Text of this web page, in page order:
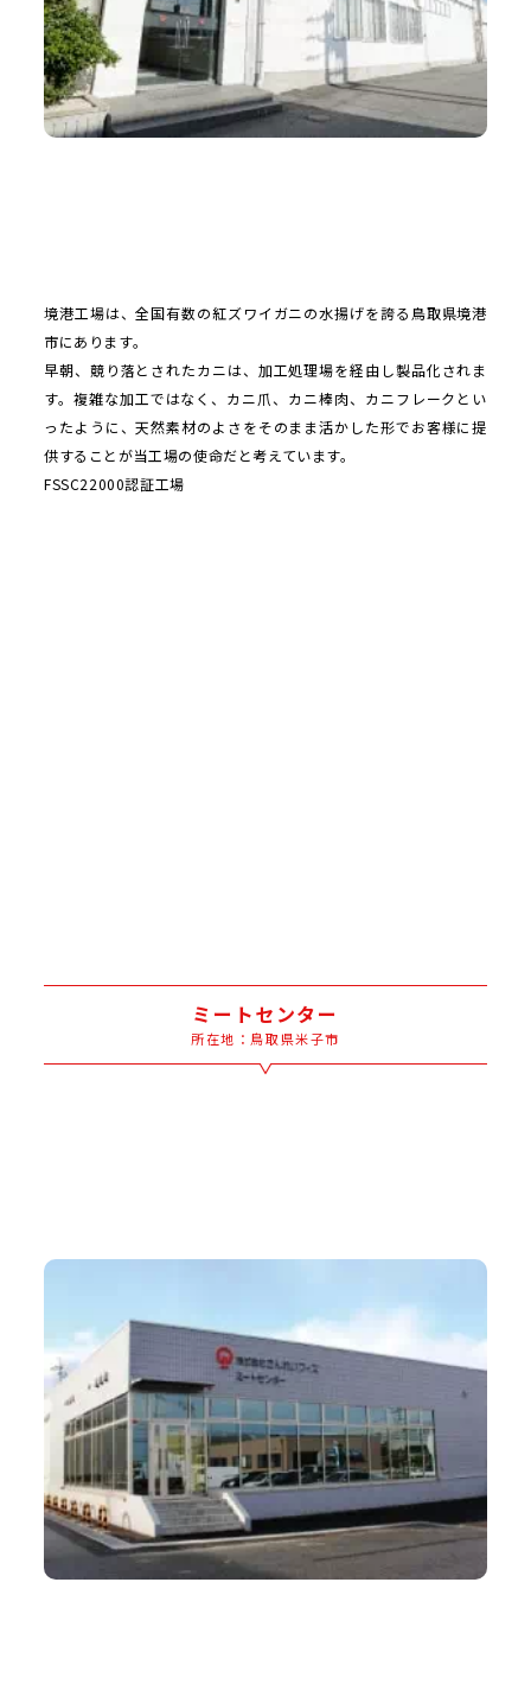
境港工場は、全国有数の紅ズワイガニの水揚げを誇る鳥取県境港
市にあります。
早朝、競り落とされたカニは、加工処理場を経由し製品化されま
す。複雑な加工ではなく、カニ爪、カニ棒肉、カニフレークとい
ったように、天然素材のよさをそのまま活かした形でお客様に提
供することが当工場の使命だと考えています。
FSSC22000認証工場
ミートセンター
所在地：鳥取県米子市